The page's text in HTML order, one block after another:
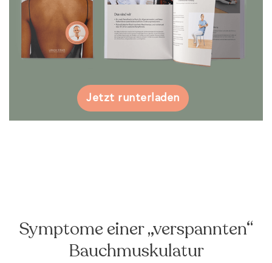
Jetzt runterladen
Symptome einer „verspannten“
Bauchmuskulatur